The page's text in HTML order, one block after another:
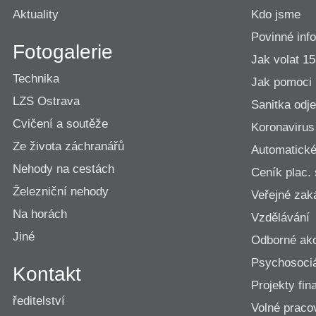
Aktuality
Fotogalerie
Technika
LZS Ostrava
Cvičení a soutěže
Ze života záchranářů
Nehody na cestách
Železniční nehody
Na horách
Jiné
Kontakt
ředitelství
Kdo jsme
Povinné
Jak volat
Jak pomoci
Sanitka
Koronavirus
Ceník plac.
Veřejné
Vzdělávání
Odborné
Projekty
Volné